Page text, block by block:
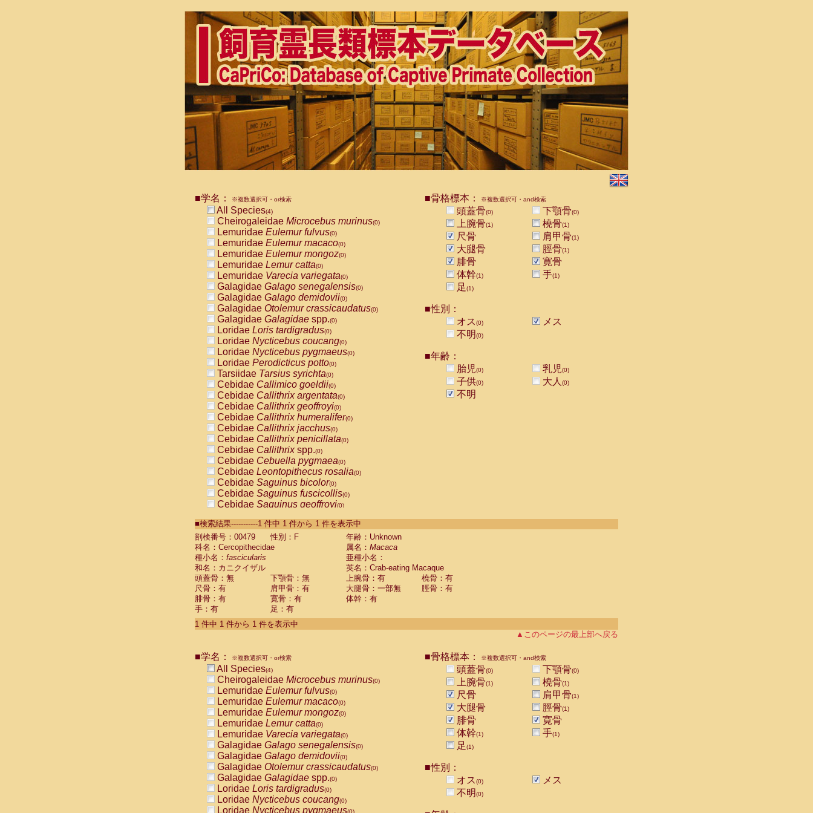
■学名： ※複数選択可・or検索
All Species(4)
Cheirogaleidae Microcebus murinus(0)
Lemuridae Eulemur fulvus(0)
Lemuridae Eulemur macaco(0)
Lemuridae Eulemur mongoz(0)
Lemuridae Lemur catta(0)
Lemuridae Varecia variegata(0)
Galagidae Galago senegalensis(0)
Galagidae Galago demidovii(0)
Galagidae Otolemur crassicaudatus(0)
Galagidae Galagidae spp.(0)
Loridae Loris tardigradus(0)
Loridae Nycticebus coucang(0)
Loridae Nycticebus pygmaeus(0)
Loridae Perodicticus potto(0)
Tarsiidae Tarsius syrichta(0)
Cebidae Callimico goeldii(0)
Cebidae Callithrix argentata(0)
Cebidae Callithrix geoffroyi(0)
Cebidae Callithrix humeralifer(0)
Cebidae Callithrix jacchus(0)
Cebidae Callithrix penicillata(0)
Cebidae Callithrixspp.(0)
Cebidae Cebuella pygmaea(0)
Cebidae Leontopithecus rosalia(0)
Cebidae Saguinus bicolor(0)
Cebidae Saguinus fuscicollis(0)
Cebidae Saguinus geoffroyi(0)
CebidaeSaguinus labiatus(0)
Cebidae Saguinus leucopus (0)
CebidaeSaguinus midas
CebidaeSaguinus mystax
CebidaeSaguinus nigricollis (1)
Cebidae Saguinus oedipus
Cebidae Saguinus weddelli
Cebidae Saguinusspp.
Cebidae Aotus trivirgatus
Cebidae Cebus albifrons
CebidaeCebus nigrivittatus
CebidaeCebus
CebidaeSaimiri boliviensis(0)
CebidaeSaimiri sciureus(0)
AtelidaeAlouatta caraya(0)
AtelidaeAlouatta fusca(0)
AtelidaeAlouatta seniculus
AtelidaeAlouattaspp.(0)
AtelidaeAteles belzebuth(0)
AtelidaeAteles geoffroyi(0)
AtelidaeAteles paniscus(0)
AtelidaeAtelesspp.(0)
Atelidae Lagothrix lagothricha
AtelidaeLagothrix lagothricha cana
PitheciidaeCacajao calvus rubicundus
■骨格標本： ※複数選択可・and検索
頭蓋骨(0) 下顎骨(0)
上腕骨(1) 橈骨(1)
尺骨 肩甲骨(1)
大腿骨 脛骨(1)
腓骨
寛骨
体幹(1) 手(1)
足(1)
■性別：
オス(0)
メス
不明(0)
■年齢：
胎児(0) 乳児(0)
子供(0) 大人 (0)
不明
■検索結果-----------1 件中 1 件から 1 件を表示中
剖検番号：00479
性別：F
年齢：Unknown
科名：Cercopithecidae
属名： Macaca
種小名： fascicularis
亜種小名：
和名：カニクイザル
英名：Crab-eating Macaque
頭蓋骨：無
下顎骨：無 上腕骨：有
橈骨：有
尺骨：有
肩甲骨：有 大腿骨：一部無
脛骨：有
腓骨：有
寛骨：有
体幹：有
手：有
足：有
1 件中 1 件から 1 件を表示中
▲このページの最上部へ戻る
■学名： ※複数選択可・or検索
All Species(4)
Cheirogaleidae Microcebus murinus(0)
Lemuridae Eulemur fulvus(0)
Lemuridae Eulemur macaco(0)
Lemuridae Eulemur mongoz(0)
Lemuridae Lemur catta(0)
Lemuridae Varecia variegata(0)
Galagidae Galago senegalensis(0)
Galagidae Galago demidovii(0)
Galagidae Otolemur crassicaudatus(0)
Galagidae Galagidae spp.(0)
Loridae Loris tardigradus(0)
Loridae Nycticebus coucang(0)
Loridae Nycticebus pygmaeus(0)
■骨格標本： ※複数選択可・and検索
頭蓋骨(0) 下顎骨(0)
上腕骨(1) 橈骨(1)
尺骨 肩甲骨(1)
大腿骨 脛骨(1)
腓骨
寛骨
体幹(1) 手(1)
足(1)
■性別：
オス(0)
メス
不明(0)